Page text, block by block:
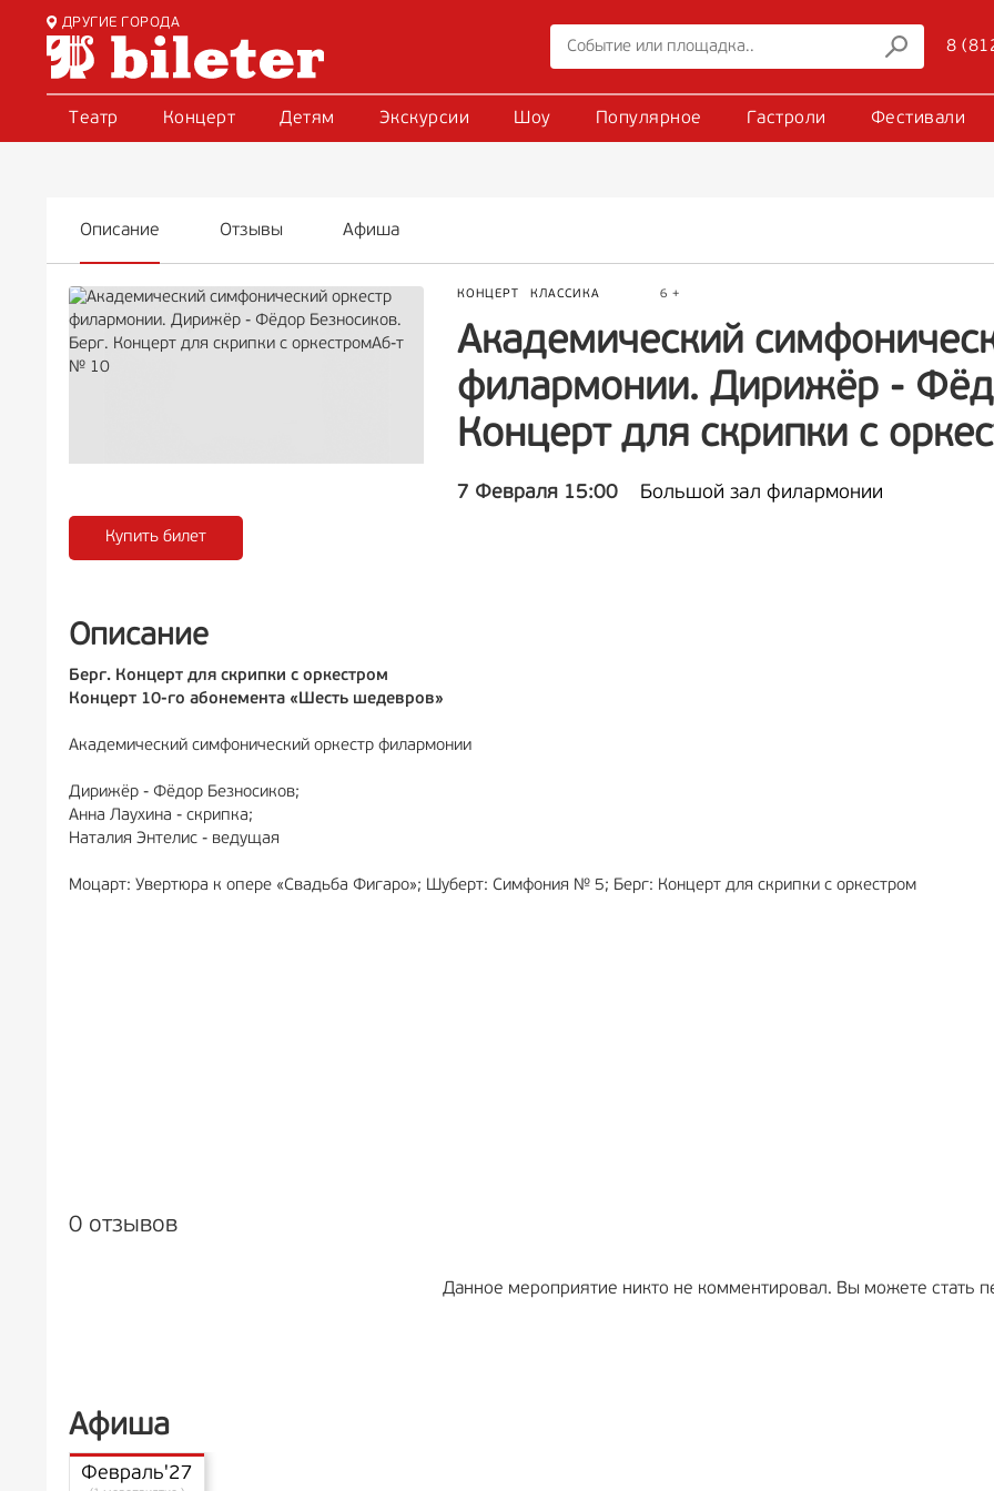
ДРУГИЕ ГОРОДА
8
Театр Концерт Детям Экскурсии Шоу Популярное Гастроли Фестивали
Описание Отзывы Афиша
КОНЦЕРТ КЛАССИКА 6 +
Академический
филармонии. Дирижёр -
Концерт для скрипки с
7 Февраля 15:00 Большой зал филармонии
Купить билет
Описание
Берг. Концерт для скрипки с оркестром
Концерт 10-го абонемента «Шесть шедевров»
Академический симфонический оркестр филармонии
Дирижёр - Фёдор Безносиков;
Анна Лаухина - скрипка;
Наталия Энтелис - ведущая
Моцарт: Увертюра к опере «Свадьба Фигаро»; Шуберт: Симфония № 5; Берг: Концерт для скрипки с оркестром
0 отзывов
Данное мероприятие никто не комментировал. Вы можете стать
Афиша
Февраль'27